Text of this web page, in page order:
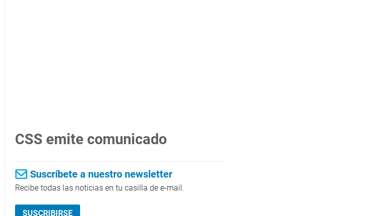
CSS emite comunicado
Suscríbete a nuestro newsletter
Recibe todas las noticias en tu casilla de e-mail.
SUSCRIBIRSE